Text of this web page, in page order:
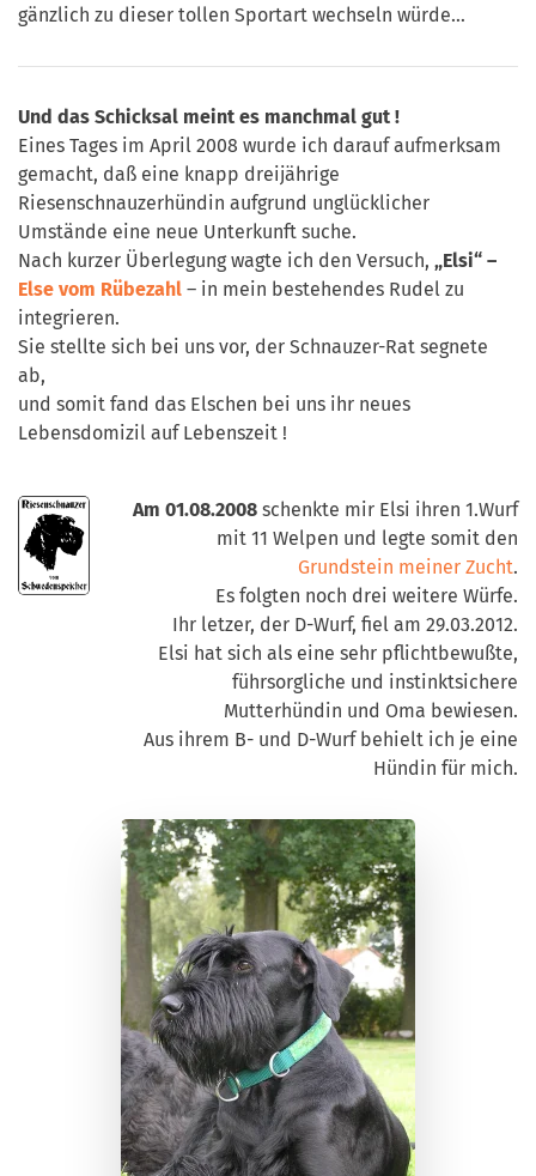
gänzlich zu dieser tollen Sportart wechseln würde…
Und das Schicksal meint es manchmal gut !
Eines Tages im April 2008 wurde ich darauf aufmerksam
gemacht, daß eine knapp dreijährige
Riesenschnauzerhündin aufgrund unglücklicher
Umstände eine neue Unterkunft suche.
Nach kurzer Überlegung wagte ich den Versuch, „Elsi“ –
Else vom Rübezahl – in mein bestehendes Rudel zu
integrieren.
Sie stellte sich bei uns vor, der Schnauzer-Rat segnete
ab,
und somit fand das Elschen bei uns ihr neues
Lebensdomizil auf Lebenszeit !
Am 01.08.2008 schenkte mir Elsi ihren 1.Wurf
mit 11 Welpen und legte somit den
Grundstein meiner Zucht.
Es folgten noch drei weitere Würfe.
Ihr letzer, der D-Wurf, fiel am 29.03.2012.
Elsi hat sich als eine sehr pflichtbewußte,
führsorgliche und instinktsichere
Mutterhündin und Oma bewiesen.
Aus ihrem B- und D-Wurf behielt ich je eine
Hündin für mich.